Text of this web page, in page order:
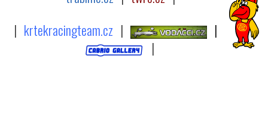
| krtekracingteam.cz |
|
|